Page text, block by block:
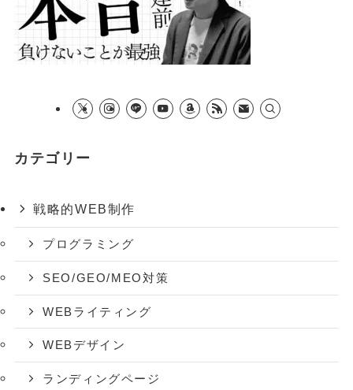
カテゴリー
戦略的WEB制作
プログラミング
SEO/GEO/MEO対策
WEBライティング
WEBデザイン
ランディングページ